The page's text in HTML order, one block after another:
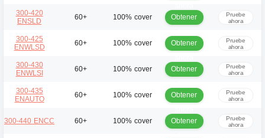
300-420
ENSLD
60+ 100% cover
Obtener
Pruebe
ahora
300-425
ENWLSD
60+ 100% cover
Obtener
Pruebe
ahora
300-430
ENWLSI
60+ 100% cover
Obtener
Pruebe
ahora
300-435
ENAUTO
60+ 100% cover
Obtener
Pruebe
ahora
300-440 ENCC 60+ 100% cover
Obtener
Pruebe
ahora